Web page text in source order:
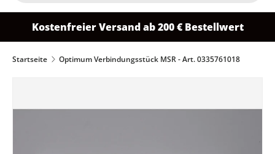
Kostenfreier Versand ab 200 € Bestellwert
Startseite Optimum Verbindungsstück MSR - Art. 0335761018